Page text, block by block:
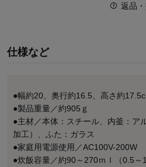
返品
仕様など
●幅約20、奥行約16.5、高さ約
●製品重量／約905ｇ
●主材／本体：スチール、内釜：ア
加工）、ふた：ガラス
●家庭用電源使用／AC100V-200W
●炊飯容量／約90～270ｍｌ（0.5～